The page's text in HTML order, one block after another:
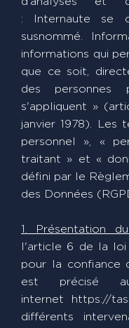
: Internaute se
susnommé.
informations qui
que ce soit,
des personnes
s'appliquent »
janvier 1978). Les
personnel », «
traitant » et «
défini par le
des Données
1. Présentation
l'article 6 de la loi
pour la confiance
est précisé
internet https://
différents